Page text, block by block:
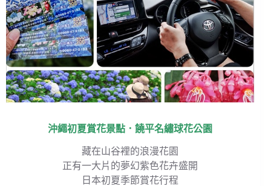
沖繩初夏賞花景點．饒平名繡球花公園
藏在山谷裡的浪漫花園
正有一大片的夢幻紫色花卉盛開
日本初夏季節賞花行程